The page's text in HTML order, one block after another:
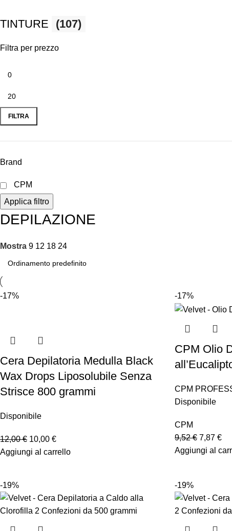
TINTURE (107)
Filtra per prezzo
FILTRA
Brand
CPM
Applica filtro
DEPILAZIONE
Mostra 9 12 18 24
-17%
Cera Depilatoria Medulla Black
Wax Drops Liposolubile Senza
Strisce 800 grammi
Disponibile
12,00€ 10,00 €
Aggiungi al carrello
-17%
CPM Olio
CPM
Disponibile
CPM
9,52€ 7,87 €
Aggiungi al
-19% -19%